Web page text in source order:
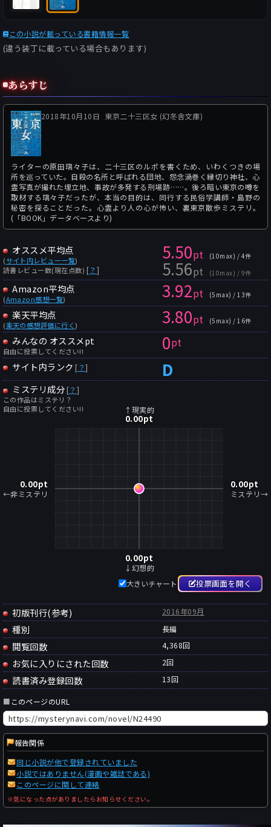
この小説が載っている書籍情報一覧
(違う装丁に載っている場合もあります)
あらすじ
2018年10月10日 東京二十三区女 (幻冬舎文庫)
ライターの原田璃々子は、二十三区のルポを書くため、いわくつきの場
所を巡っていた。自殺の名所と呼ばれる団地、怨念渦巻く縁切り神社、心
霊写真が撮れた埋立地、事故が多発する刑場跡……。後ろ暗い東京の噂を
取材する璃々子だったが、本当の目的は、同行する民俗学講師・島野の
秘密を探ることだった。心霊より人の心が怖い、裏東京散歩ミステリ。
(「BOOK」データベースより)
オススメ平均点
(サイト内レビュー一覧)
読書レビュー数(現在点数) [？ ]
5.50pt (10max) / 4件
5.56pt (10max) / 9件
Amazon平均点
(Amazon感想一覧) 3.92pt (5max) / 13件
楽天平均点
(楽天の感想評価に行く) 3.80pt (5max) / 16件
みんなの オススメpt
自由に投票してください!! 0pt
サイト内ランク [ ？] D
ミステリ成分 [？ ]
この作品はミステリ？
自由に投票してください!!
↑現実的
0.00pt
0.00pt
←非ミステリ
0.00pt
ミステリ→
0.00pt
↓幻想的
大きいチャート
投票画面を開く
初版刊行(参考) 2016年09月
種別 長編
閲覧回数 4,368回
お気に入りにされた回数 2回
読書済み登録回数 13回
■ このページのURL
報告関係
同じ小説が他で登録されていました
小説ではありません(漫画や雑誌である)
このページに関して連絡
※気になった点がありましたらお知らせください。